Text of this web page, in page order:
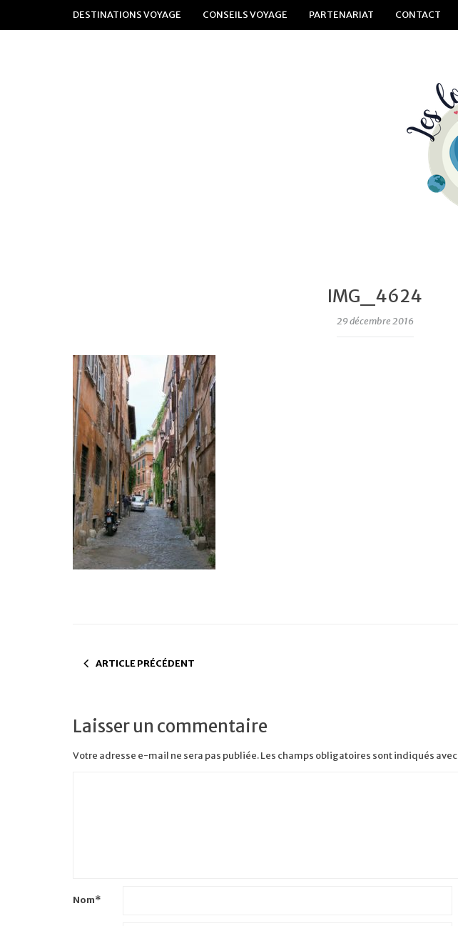
DESTINATIONS VOYAGE CONSEILS VOYAGE PARTENARIAT CONTACT
IMG_4624
29 décembre 2016
ARTICLE PRÉCÉDENT
Laisser un commentaire
Votre adresse e-mail ne sera pas publiée.Les champs obligatoires sont indiqués avec
Nom*